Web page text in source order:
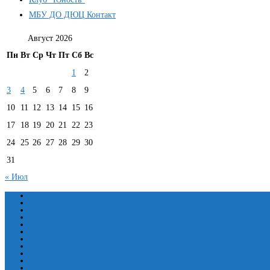
МБУ ДО ДЮЦ Контакт
Август 2026
Пн Вт Ср Чт Пт Сб Вс
1
2
3
4 5 6 7 8
9
10
11 12 13 14 15 16
17
18 19 20 21 22 23
24 25 26 27 28 29 30
31
« Июл